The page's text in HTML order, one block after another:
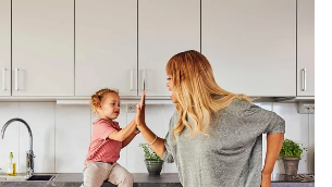
sedan -pengarna
du inte lyckas sälja din